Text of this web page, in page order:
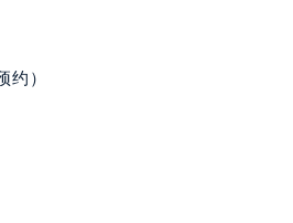
多斯大厦）23层2326室（需提前
需提前预约）
约）